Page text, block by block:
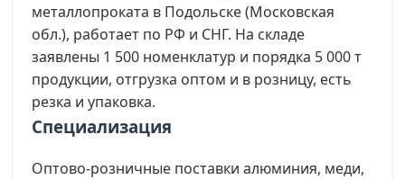
металлопроката в Подольске (Московская
обл.), работает по РФ и СНГ. На складе
заявлены 1 500 номенклатур и порядка 5 000 т
продукции, отгрузка оптом и в розницу, есть
резка и упаковка.
Специализация
Оптово-розничные поставки алюминия, меди,